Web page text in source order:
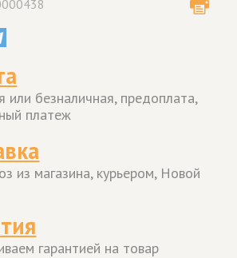
или безналичная, предоплата,
платеж
из магазина, курьером, Новой
гарантией на товар